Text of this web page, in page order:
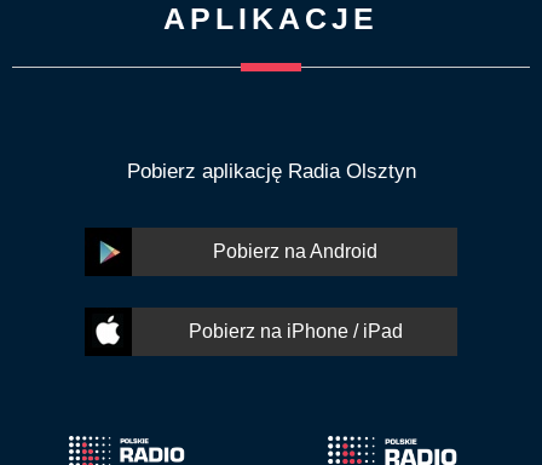
APLIKACJE
Pobierz aplikację Radia Olsztyn
Pobierz na Android
Pobierz na iPhone / iPad